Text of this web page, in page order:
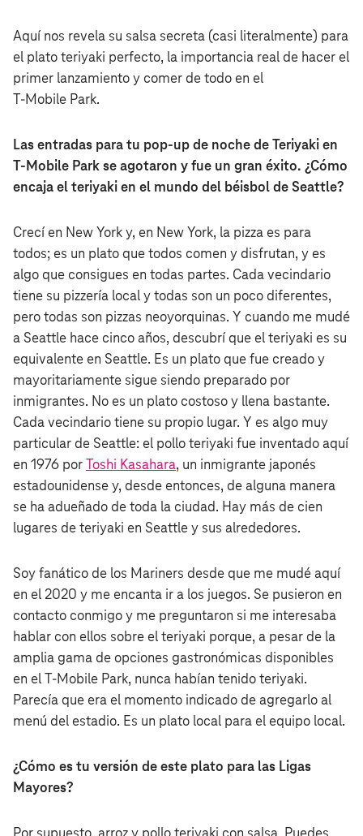
Aquí nos revela su salsa secreta (casi literalmente) para
el plato teriyaki perfecto, la importancia real de hacer el
primer lanzamiento y comer de todo en el
T‑Mobile Park.
Las entradas para tu pop-up de noche de Teriyaki en
T‑Mobile Park se agotaron y fue un gran éxito. ¿Cómo
encaja el teriyaki en el mundo del béisbol de Seattle?
Crecí en New York y, en New York, la pizza es para
todos; es un plato que todos comen y disfrutan, y es
algo que consigues en todas partes. Cada vecindario
tiene su pizzería local y todas son un poco diferentes,
pero todas son pizzas neoyorquinas. Y cuando me mudé
a Seattle hace cinco años, descubrí que el teriyaki es su
equivalente en Seattle. Es un plato que fue creado y
mayoritariamente sigue siendo preparado por
inmigrantes. No es un plato costoso y llena bastante.
Cada vecindario tiene su propio lugar. Y es algo muy
particular de Seattle: el pollo teriyaki fue inventado aquí
en 1976 por Toshi Kasahara, un inmigrante japonés
estadounidense y, desde entonces, de alguna manera
se ha adueñado de toda la ciudad. Hay más de cien
lugares de teriyaki en Seattle y sus alrededores.
Soy fanático de los Mariners desde que me mudé aquí
en el 2020 y me encanta ir a los juegos. Se pusieron en
contacto conmigo y me preguntaron si me interesaba
hablar con ellos sobre el teriyaki porque, a pesar de la
amplia gama de opciones gastronómicas disponibles
en el T‑Mobile Park, nunca habían tenido teriyaki.
Parecía que era el momento indicado de agregarlo al
menú del estadio. Es un plato local para el equipo local.
¿Cómo es tu versión de este plato para las Ligas
Mayores?